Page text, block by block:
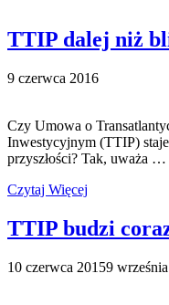
TTIP dalej niż
9 czerwca 2016
Czy Umowa o
Inwestycyjnym (TTIP)
przyszłości? Tak, uważa …
Czytaj Więcej
TTIP budzi
10 czerwca 20159